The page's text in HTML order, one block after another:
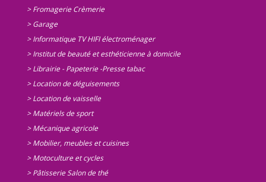
> Fromagerie Crèmerie
> Garage
> Informatique TV HIFI électroménager
> Institut de beauté et esthéticienne à domicile
> Librairie - Papeterie -Presse tabac
> Location de déguisements
> Location de vaisselle
> Matériels de sport
> Mécanique agricole
> Mobilier, meubles et cuisines
> Motoculture et cycles
> Pâtisserie Salon de thé